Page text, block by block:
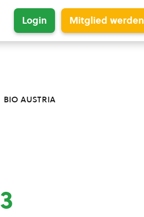
Login Mitglied werden
bio austria